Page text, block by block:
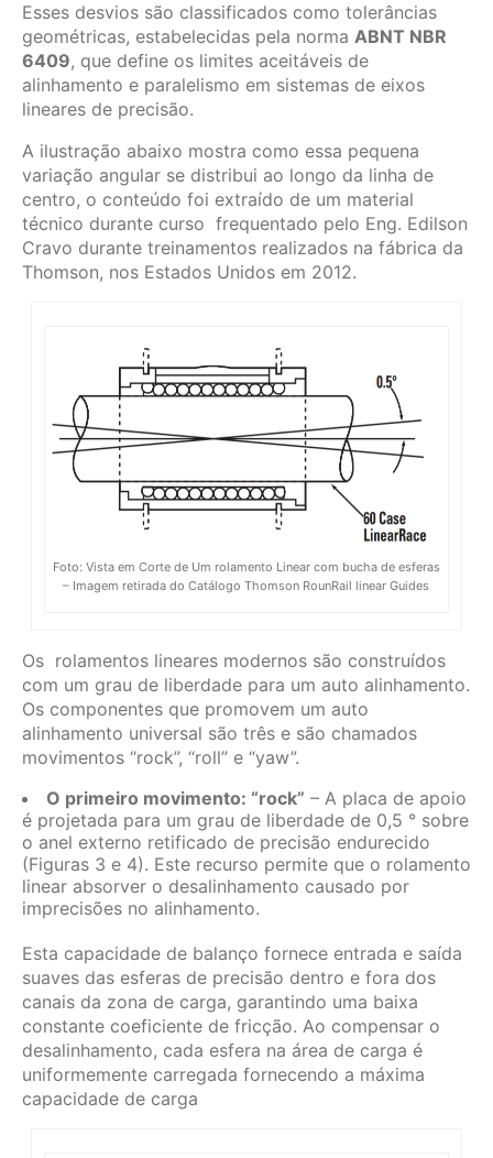
Esses desvios são classificados como tolerâncias
geométricas, estabelecidas pela norma ABNT NBR
6409, que define os limites aceitáveis de
alinhamento e paralelismo em sistemas de eixos
lineares de precisão.
A ilustração abaixo mostra como essa pequena
variação angular se distribui ao longo da linha de
centro, o conteúdo foi extraído de um material
técnico durante curso frequentado pelo Eng. Edilson
Cravo durante treinamentos realizados na fábrica da
Thomson, nos Estados Unidos em 2012.
Foto: Vista em Corte de Um rolamento Linear com bucha de esferas
– Imagem retirada do Catálogo Thomson RounRail linear Guides
Os rolamentos lineares modernos são construídos
com um grau de liberdade para um auto alinhamento.
Os componentes que promovem um auto
alinhamento universal são três e são chamados
movimentos “rock”, “roll” e “yaw”.
O primeiro movimento: “rock” – A placa de apoio
é projetada para um grau de liberdade de 0,5 ° sobre
o anel externo retificado de precisão endurecido
(Figuras 3 e 4). Este recurso permite que o rolamento
linear absorver o desalinhamento causado por
imprecisões no alinhamento.
Esta capacidade de balanço fornece entrada e saída
suaves das esferas de precisão dentro e fora dos
canais da zona de carga, garantindo uma baixa
constante coeficiente de fricção. Ao compensar o
desalinhamento, cada esfera na área de carga é
uniformemente carregada fornecendo a máxima
capacidade de carga